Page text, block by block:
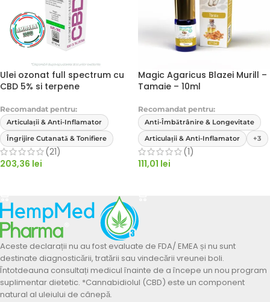
Ulei ozonat full spectrum cu
CBD 5% si terpene
Recomandat pentru:
Articulații & Anti-Inflamator
Îngrijire Cutanată & Tonifiere
(21)
203,36 lei
Magic Agaricus Blazei Murill –
Tamaie – 10ml
Recomandat pentru:
Anti-Îmbătrânire & Longevitate
Articulații & Anti-Inflamator
+3
(1)
111,01 lei
Aceste declarații nu au fost evaluate de FDA/ EMEA și nu sunt
destinate diagnosticării, tratării sau vindecării vreunei boli.
Întotdeauna consultați medicul înainte de a începe un nou program
suplimentar dietetic. *Cannabidiolul (CBD) este un component
natural al uleiului de cânepă.